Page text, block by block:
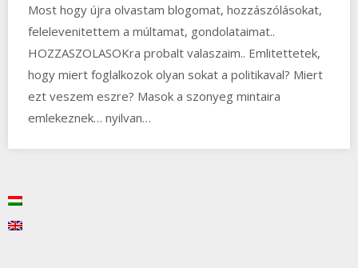
Most hogy újra olvastam blogomat, hozzászólásokat,
felelevenitettem a múltamat, gondolataimat..
HOZZASZOLASOKra probalt valaszaim.. Emlitettetek,
hogy miert foglalkozok olyan sokat a politikaval? Miert
ezt veszem eszre? Masok a szonyeg mintaira
emlekeznek… nyilvan…